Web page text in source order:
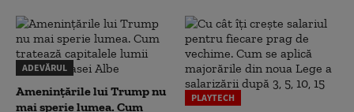
ADEVĂRUL
Amenințările lui Trump nu
mai sperie lumea. Cum
PLAYTECH